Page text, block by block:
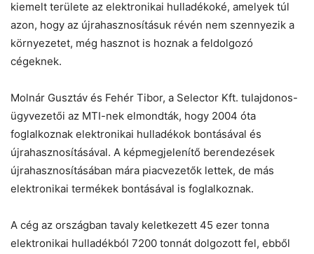
kiemelt területe az elektronikai hulladékoké, amelyek túl
azon, hogy az újrahasznosításuk révén nem szennyezik a
környezetet, még hasznot is hoznak a feldolgozó
cégeknek.
Molnár Gusztáv és Fehér Tibor, a Selector Kft. tulajdonos-
ügyvezetői az MTI-nek elmondták, hogy 2004 óta
foglalkoznak elektronikai hulladékok bontásával és
újrahasznosításával. A képmegjelenítő berendezések
újrahasznosításában mára piacvezetők lettek, de más
elektronikai termékek bontásával is foglalkoznak.
A cég az országban tavaly keletkezett 45 ezer tonna
elektronikai hulladékból 7200 tonnát dolgozott fel, ebből